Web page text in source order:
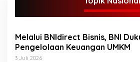
mengatakan STQ
adalah sebagai sarana
untuk melakukan
perlombaan kepada anak-
Melalui BNIdirect Bisnis, BNI
Pengelolaan Keuangan UMKM
3 Juli 2026